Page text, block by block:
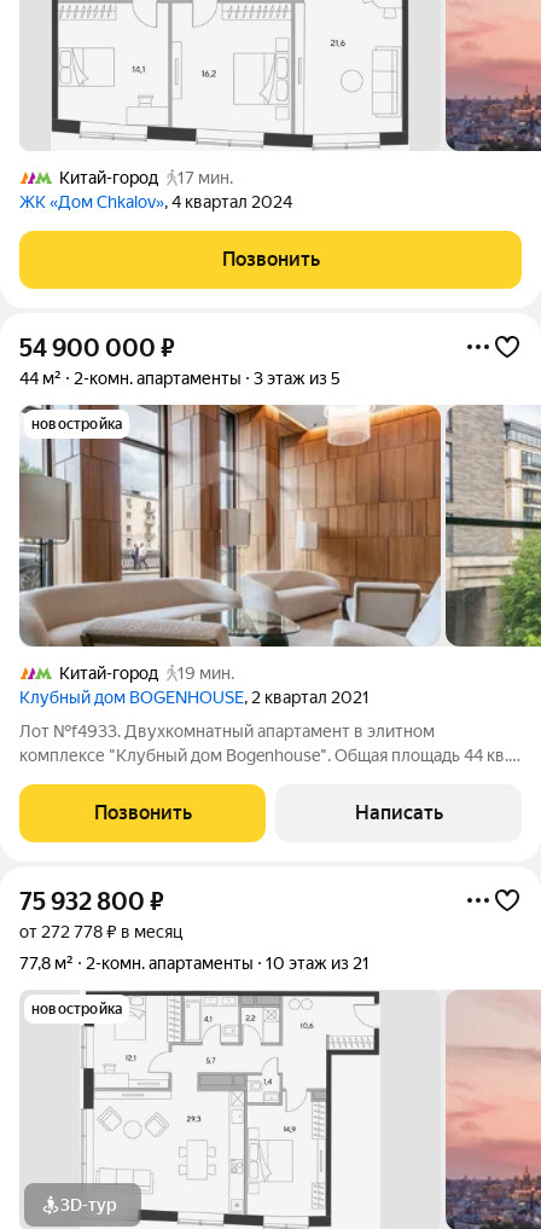
Китай-город
17 мин.
ЖК «Дом Chkalov», 4 квартал 2024
Позвонить
54 900 000 ₽
44 м² 2-комн. апартаменты 3 этаж из 5
новостройка
Китай-город
19 мин.
Клубный дом BOGENHOUSE, 2 квартал 2021
Лот №f4933. Двухкомнатный апартамент в элитном
комплексе "Клубный дом Bogenhouse". Общая площадь 44 кв.
кухня-гостиная, спальня, санузел, постирочная, гардеробная,
прихожая. Дом оснащен
Позвонить Написать
75 932 800 ₽
от 272 778 ₽ в месяц
77,8 м²
2-комн. апартаменты 10 этаж из 21
новостройка
3D-тур